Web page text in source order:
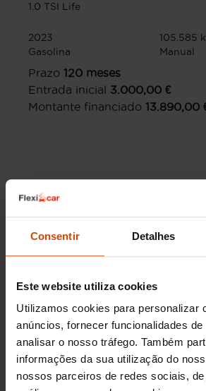
Consentir Detalhes
Este website utiliza cookies
Utilizamos cookies para personalizar
anúncios, fornecer funcionalidades
analisar o nosso tráfego. Também
informações da sua utilização do
nossos parceiros de redes sociais,
1.0 TSI Life
2023
105.585
Gasolina
Manual
Prazo 120 meses
Entrada inicial 3.000,00 €
Montante financiado 13.890,00
A partir de 186,57 €/mês*